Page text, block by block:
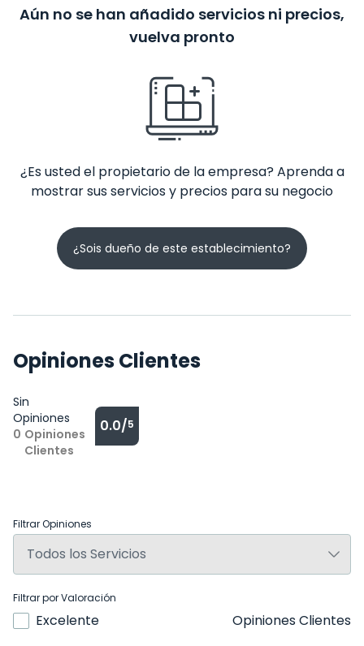
Aún no se han añadido servicios ni precios,
vuelva pronto
¿Es usted el propietario de la empresa? Aprenda a
mostrar sus servicios y precios para su negocio
¿Sois dueño de este establecimiento?
Opiniones Clientes
Sin
Opiniones
0 Opiniones
Clientes
0.0/5
Filtrar Opiniones
Filtrar por Valoración
Excelente
Opiniones Clientes